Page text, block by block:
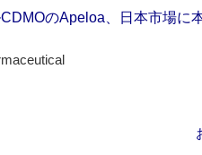
のApeloa、日本市場に